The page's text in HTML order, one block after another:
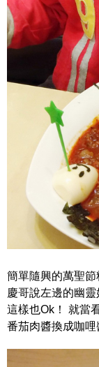
簡單隨興的萬聖
慶哥說左邊的幽
這樣也Ok！ 就當
番茄肉醬換成咖